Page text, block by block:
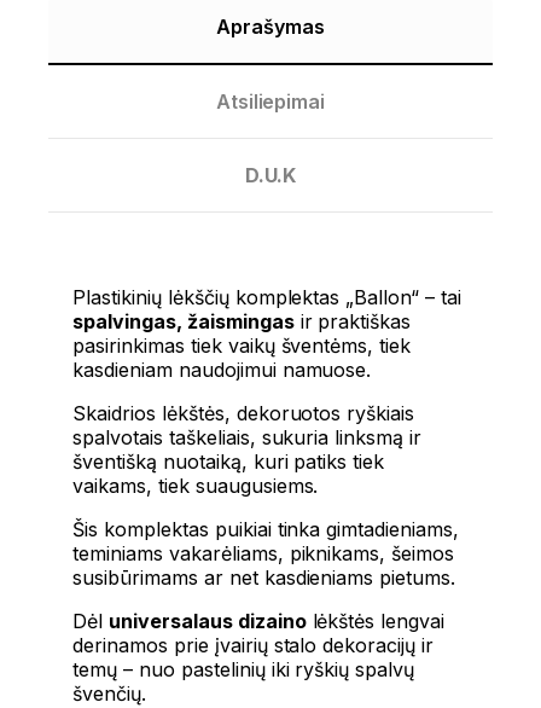
Aprašymas
Atsiliepimai
D.U.K
Plastikinių lėkščių komplektas „Ballon“ – tai
spalvingas, žaismingasir praktiškas
pasirinkimas tiek vaikų šventėms, tiek
kasdieniam naudojimui namuose.
Skaidrios lėkštės, dekoruotos ryškiais
spalvotais taškeliais, sukuria linksmą ir
šventišką nuotaiką, kuri patiks tiek
vaikams, tiek suaugusiems.
Šis komplektas puikiai tinka gimtadieniams,
teminiams vakarėliams, piknikams, šeimos
susibūrimams ar net kasdieniams pietums.
Dėl universalaus dizainolėkštės lengvai
derinamos prie įvairių stalo dekoracijų ir
temų – nuo pastelinių iki ryškių spalvų
švenčių.